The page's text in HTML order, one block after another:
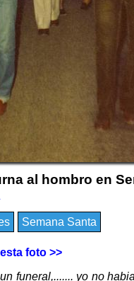
al hombro en
Semana Santa
foto >>
funeral,....... yo no